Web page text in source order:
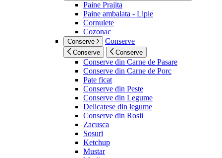
Paine Prajita
Paine ambalata - Lipie
Cornulete
Cozonac
Conserve Conserve
Conserve Conserve
Conserve din Carne de Pasare
Conserve din Carne de Porc
Pate ficat
Conserve din Peste
Conserve din Legume
Delicatese din legume
Conserve din Rosii
Zacusca
Sosuri
Ketchup
Mustar